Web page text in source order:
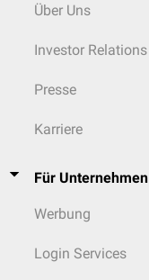
Über Uns
Investor Relations
Presse
Karriere
Für Unternehmen
Werbung
Login Services